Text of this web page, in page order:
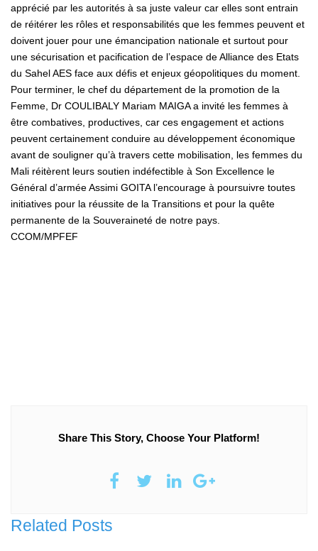
apprécié par les autorités à sa juste valeur car elles sont entrain
de réitérer les rôles et responsabilités que les femmes peuvent et
doivent jouer pour une émancipation nationale et surtout pour
une sécurisation et pacification de l’espace de Alliance des Etats
du Sahel AES face aux défis et enjeux géopolitiques du moment.
Pour terminer, le chef du département de la promotion de la
Femme, Dr COULIBALY Mariam MAIGA a invité les femmes à
être combatives, productives, car ces engagement et actions
peuvent certainement conduire au développement économique
avant de souligner qu’à travers cette mobilisation, les femmes du
Mali réitèrent leurs soutien indéfectible à Son Excellence le
Général d’armée Assimi GOITA l’encourage à poursuivre toutes
initiatives pour la réussite de la Transitions et pour la quête
permanente de la Souveraineté de notre pays.
CCOM/MPFEF
Share This Story, Choose Your Platform!
Related Posts